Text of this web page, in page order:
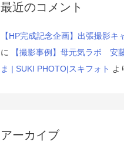
最近のコメント
【HP完成記念企画】出張撮影キ
に
【撮影事例】母元気ラボ 安
ま | SUKI PHOTO|スキフォト よ
アーカイブ